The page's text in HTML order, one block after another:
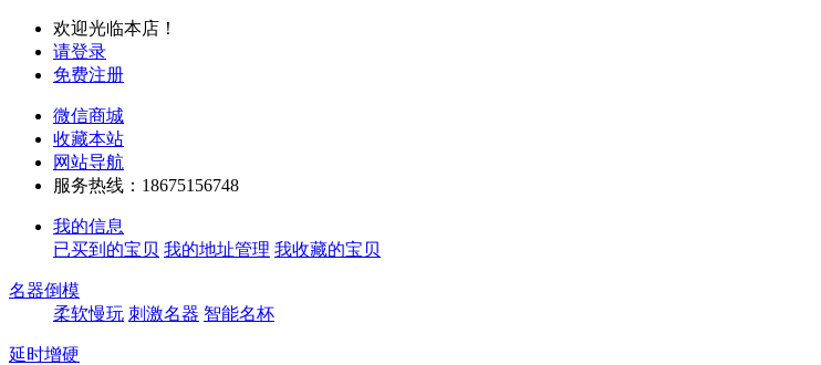
欢迎光临本店！
请登录
免费注册
微信商城
收藏本站
网站导航
服务热线：18675156748
我的信息
已买到的宝贝 我的地址管理 我收藏的宝贝
名器倒模
柔软慢玩 刺激名器 智能名杯
延时增硬